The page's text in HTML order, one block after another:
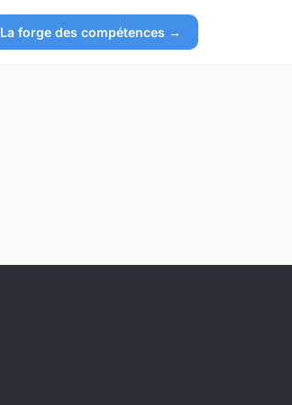
La forge des compétences →